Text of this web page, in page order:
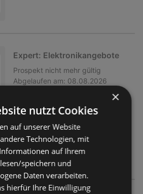
Expert: Elektronikangebote
Prospekt nicht mehr gültig
Abgelaufen am: 08.08.2026
×
nutzt Cookies
auf unserer Website
Technologien, mit
auf Ihrem
speichern und
Daten verarbeiten.
hierfür Ihre Einwilligung